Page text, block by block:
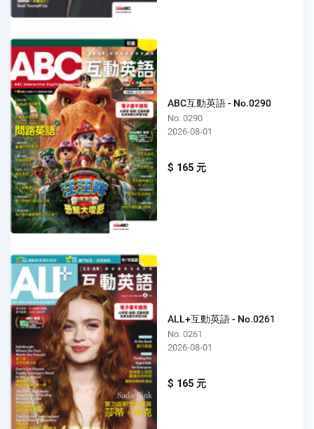
ABC互動英語 - No.0290
No. 0290
2026-08-01
$ 165 元
ALL+互動英語 - No.0261
No. 0261
2026-08-01
$ 165 元